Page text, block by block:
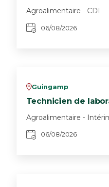
Agroalimentaire - CDI
06/08/2026
vGuingamp
Technicien de
Agroalimentaire -
06/08/2026